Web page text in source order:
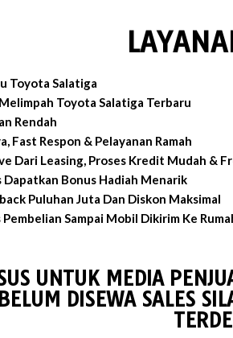
Toyota Salatiga
Toyota Salatiga Terbaru
Rendah
Fast Respon & Pelayanan Ramah
Dari Leasing, Proses Kredit Mudah &
Bonus Hadiah Menarik
Puluhan Juta Dan Diskon Maksimal
Sampai Mobil Dikirim Ke
UNTUK MEDIA
DISEWA SALES